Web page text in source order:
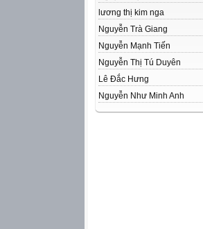
lương thị kim nga
Nguyễn Trà Giang
Nguyễn Mạnh Tiến
Nguyễn Thị Tú Duyên
Lê Đắc Hưng
Nguyễn Như Minh Anh